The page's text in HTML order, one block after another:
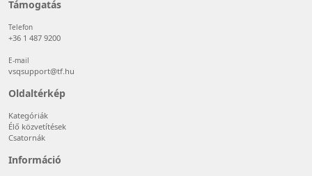
Támogatás
Telefon
+36 1 487 9200
E-mail
vsqsupport@tf.hu
Oldaltérkép
Kategóriák
Élő közvetítések
Csatornák
Információ